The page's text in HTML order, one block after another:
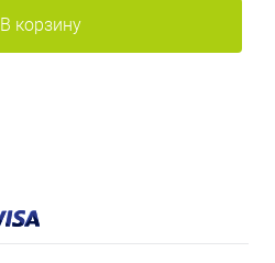
В корзину